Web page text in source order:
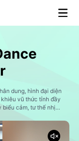
▼
dung, hình đại diện
vũ thức tỉnh đầy
cảm, tư thế nhịp
thử thách khiêu vũ,